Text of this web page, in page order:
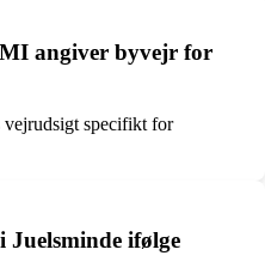
angiver byvejr for
specifikt for
ifølge